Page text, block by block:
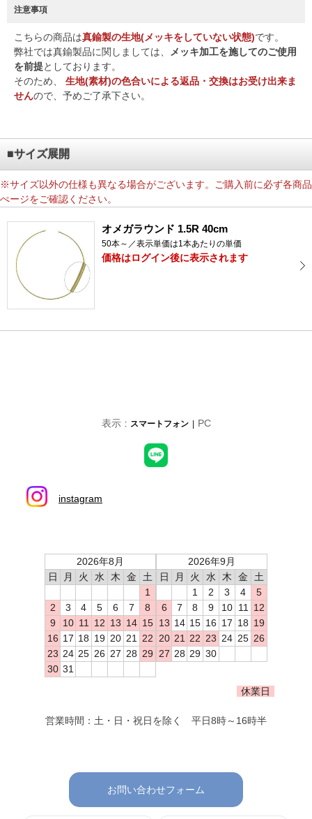
注意事項
こちらの商品は真鍮製の生地(メッキをしていない状態)です。
弊社では真鍮製品に関しましては、 メッキ加工を施してのご使用
を前提としております。
そのため、 生地(素材)の色合いによる返品・交換はお受け出来ま
せんので、予めご了承下さい。
■サイズ展開
※サイズ以外の仕様も異なる場合がございます。ご購入前に必ず各商品
ぺージをご確認ください。
オメガラウンド 1.5R 40cm
50本～／表示単価は1本あたりの単価
価格はログイン後に表示されます
表示 スマートフォン PC
instagram
2026年8月
日
月 火 水 木 金
土
1
2
3 4 5 6 7
8
9
10 11 12 13 14 15
16 17 18 19 20 21 22
23 24 25 26 27 28 29
30 31
2026年9月
日
月 火 水 木 金
土
1
2 3 4
5
6
7 8 9 10 11 12
13 14 15 16 17 18 19
20 21 22 23 24 25 26
27 28 29 30
休業日
営業時間：土・日・祝日を除く 平日8時～16時半
お問い合わせフォーム